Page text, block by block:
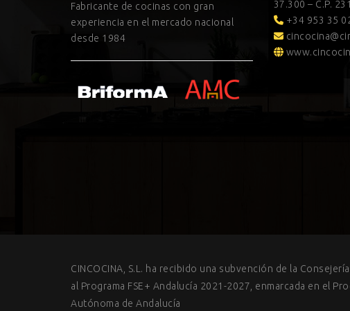
Fabricante de cocinas con gran
experiencia en el mercado nacional
desde 1984
37.300 – C.P.
+34 953 35
CINCOCINA, S.L. ha recibido una subvención de la
al Programa FSE+ Andalucía 2021-2027, enmarcada en el
Autónoma de Andalucía